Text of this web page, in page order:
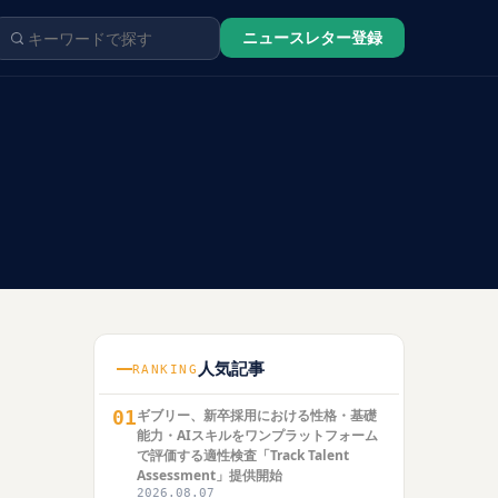
ニュースレター登録
RANKING 人気記事
01ギブリー、新卒採用における性格・基礎
能力・AIスキルをワンプラットフォーム
で評価する適性検査「Track Talent
Assessment」提供開始
2026.08.07